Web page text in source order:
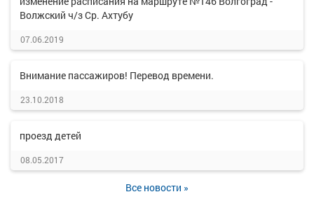
Волжский ч/з Ср. Ахтубу
07.06.2019
Внимание пассажиров! Перевод времени.
23.10.2018
проезд детей
08.05.2017
Все новости »